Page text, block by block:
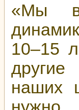
«Мы
10–15
наших